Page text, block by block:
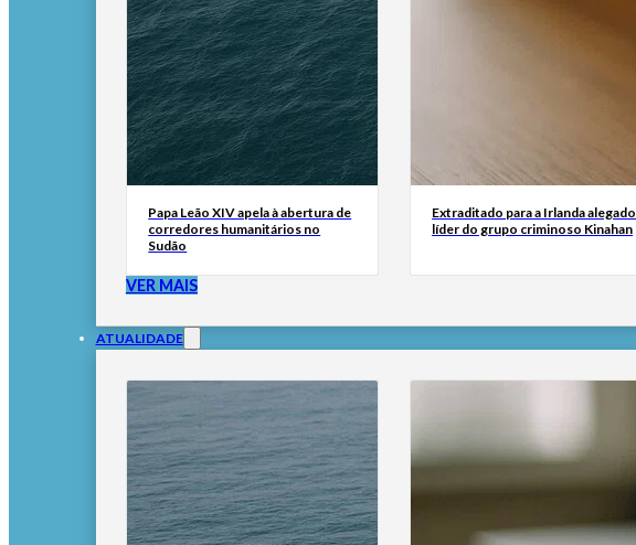
Papa Leão XIV apela à abertura de
corredores humanitários no
Sudão
Extraditado para a Irlanda alegado
líder do grupo criminoso Kinahan
VER MAIS
ATUALIDADE